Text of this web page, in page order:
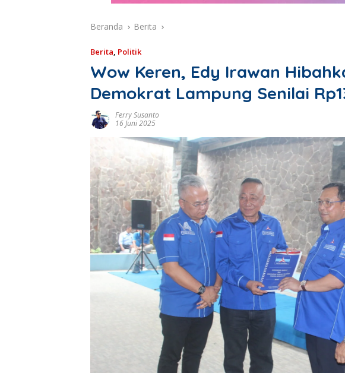
Beranda Berita
Berita, Politik
Wow Keren, Edy Irawan
Demokrat Lampung Senilai
Ferry Susanto
16 Juni 2025